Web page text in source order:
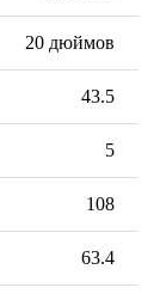
20 дюймов
43.5
5
108
63.4